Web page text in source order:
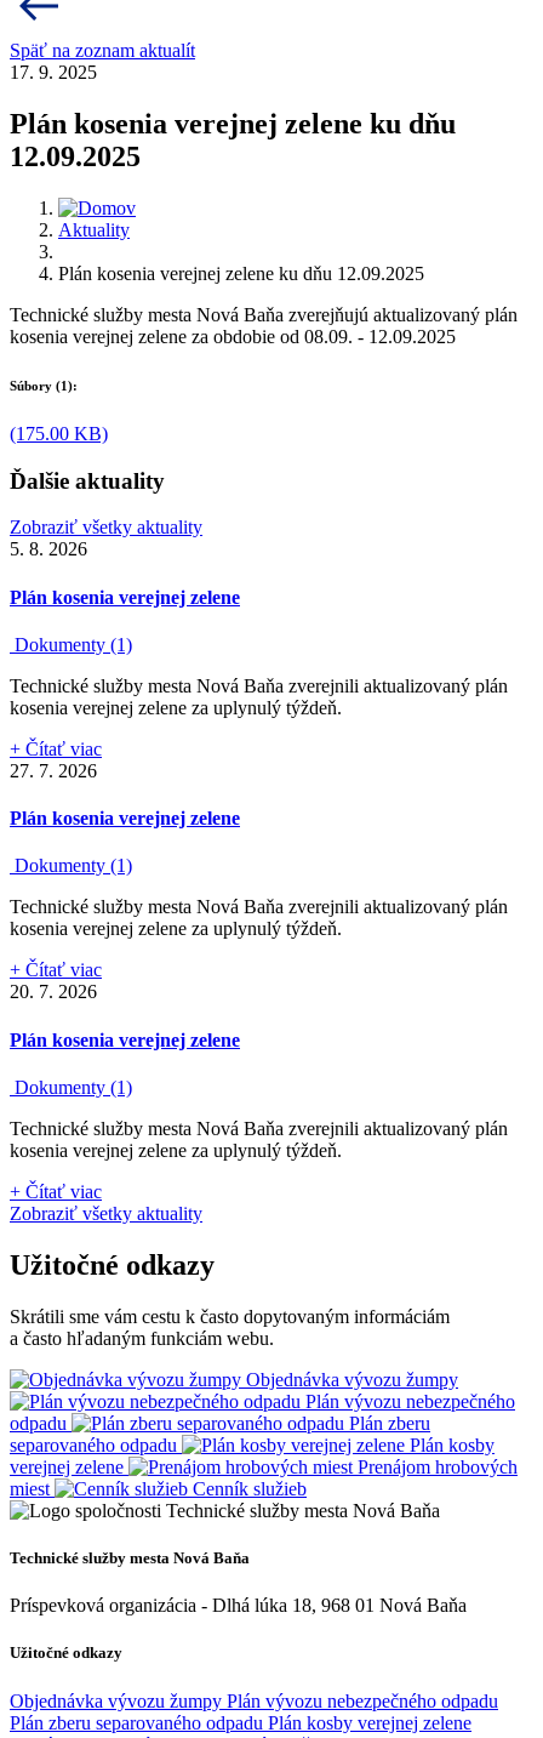
Späť na zoznam aktualít
17. 9. 2025
Plán kosenia verejnej zelene ku dňu
12.09.2025
Aktuality
Plán kosenia verejnej zelene ku dňu 12.09.2025
Technické služby mesta Nová Baňa zverejňujú aktualizovaný plán
kosenia verejnej zelene za obdobie od 08.09. - 12.09.2025
Súbory (1):
(175.00 KB)
Ďalšie aktuality
Zobraziť všetky aktuality
5. 8. 2026
Plán kosenia verejnej zelene
Dokumenty (1)
Technické služby mesta Nová Baňa zverejnili aktualizovaný plán
kosenia verejnej zelene za uplynulý týždeň.
+ Čítať viac
27. 7. 2026
Plán kosenia verejnej zelene
Dokumenty (1)
Technické služby mesta Nová Baňa zverejnili aktualizovaný plán
kosenia verejnej zelene za uplynulý týždeň.
+ Čítať viac
20. 7. 2026
Plán kosenia verejnej zelene
Dokumenty (1)
Technické služby mesta Nová Baňa zverejnili aktualizovaný plán
kosenia verejnej zelene za uplynulý týždeň.
+ Čítať viac
Zobraziť všetky aktuality
Užitočné odkazy
Skrátili sme vám cestu k často dopytovaným informáciám
a často hľadaným funkciám webu.
Objednávka vývozu žumpy
Plán vývozu nebezpečného
odpadu
Plán zberu
separovaného odpadu
Plán kosby
verejnej zelene
Prenájom hrobových
miest
Cenník služieb
Technické služby mesta Nová Baňa
Príspevková organizácia - Dlhá lúka 18, 968 01 Nová Baňa
Užitočné odkazy
Objednávka vývozu žumpy Plán vývozu nebezpečného odpadu
Plán zberu separovaného odpadu Plán kosby verejnej zelene